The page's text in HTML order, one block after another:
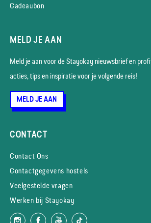
Cadeaubon
MELD JE AAN
Meld je aan voor de Stayokay nieuws­brief en
acties, tips en inspiratie voor je volgende reis!
MELD JE AAN
CONTACT
Contact Ons
Contactgegevens hostels
Veelgestelde vragen
Werken bij Stayokay